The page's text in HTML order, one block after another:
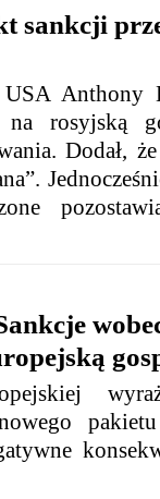
sankcji
USA Anthony
rosyjską
Dodał,